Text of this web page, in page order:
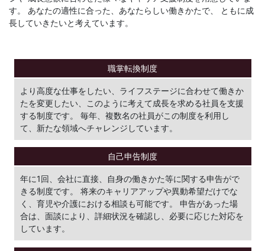
す。
あなたの適性に合った、あなたらしい働きかたで、
ともに成
長していきたいと考えています。
職掌転換制度
より高度な仕事をしたい、ライフステージに合わせて働きか
たを変更したい、このように考えて成長を求める社員を支援
する制度です。 毎年、複数名の社員がこの制度を利用し
て、新たな領域へチャレンジしています。
自己申告制度
年に1回、会社に直接、自身の働きかた等に関する申告がで
きる制度です。 将来のキャリアアップや異動希望だけでな
く、育児や介護における相談も可能です。 申告があった場
合は、面談により、詳細状況を確認し、必要に応じた対応を
しています。